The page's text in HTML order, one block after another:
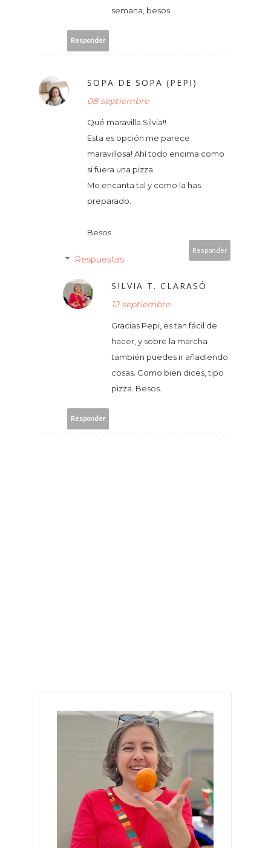
semana, besos.
Responder
SOPA DE SOPA (PEPI)
08 septiembre
Qué maravilla Silvia!!
Esta es opción me parece
maravillosa! Ahí todo encima como
si fuera una pizza.
Me encanta tal y como la has
preparado.
Besos
Responder
Respuestas
SILVIA T. CLARASÓ
12 septiembre
Gracias Pepi, es tan fácil de
hacer, y sobre la marcha
también puedes ir añadiendo
cosas. Como bien dices, tipo
pizza. Besos.
Responder